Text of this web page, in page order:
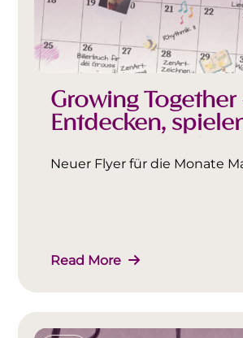
Growing Together
Entdecken,
zusammen sein
Neuer Flyer für die Monate
Read More